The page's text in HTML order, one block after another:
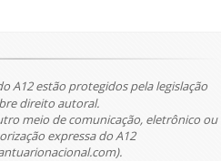
A12 estão protegidos pela legislação
direito autoral.
meio de comunicação, eletrônico ou
expressa do A12